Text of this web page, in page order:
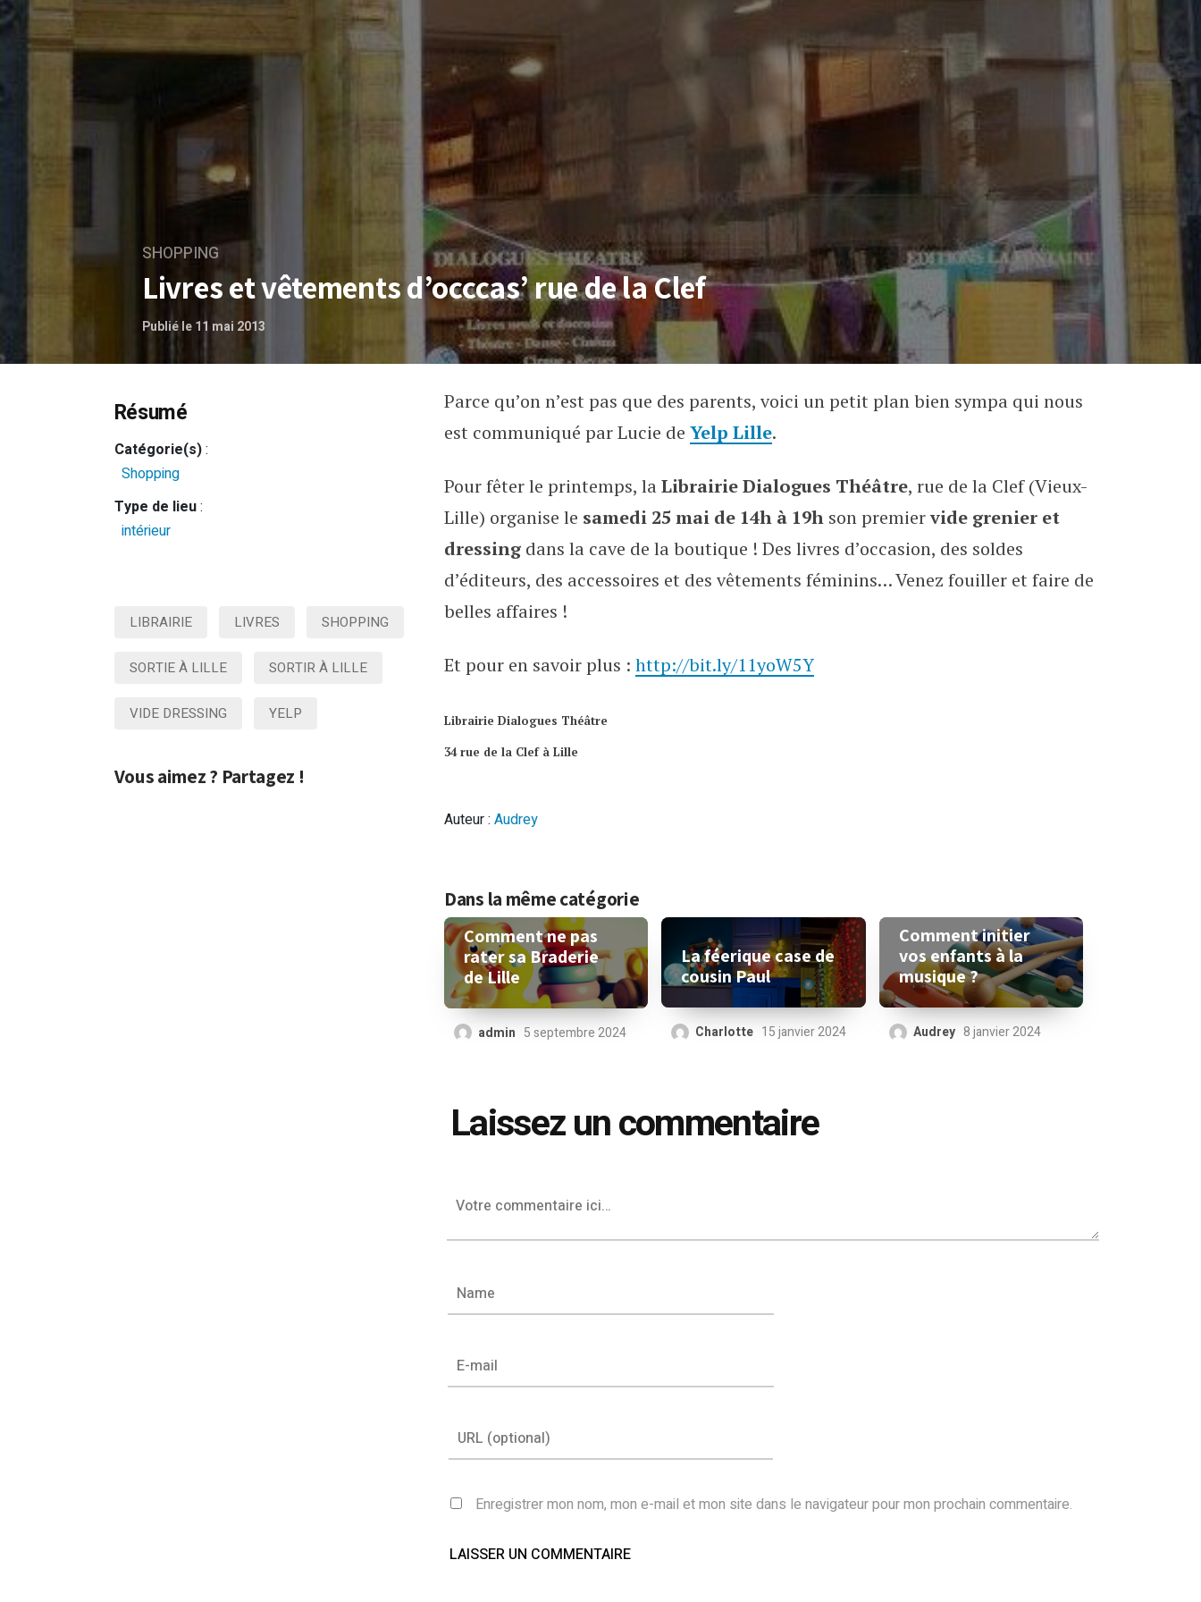
SHOPPING
Livres et vêtements d’occcas’ rue de la Clef
Publié le 11 mai 2013
Livres et vêtements d’occcas’ rue de la Clef
Parce qu’on n’est pas que des parents, voici un petit plan bien sympa qui nous
est communiqué par Lucie de Yelp Lille.
Pour fêter le printemps, la Librairie Dialogues Théâtre, rue de la Clef (Vieux-
Lille) organise le samedi 25 mai de 14h à 19h son premiervide grenier et
dressing dans la cave de la boutique ! Des livres d’occasion, des soldes
d’éditeurs, des accessoires et des vêtements féminins… Venez fouiller et faire de
belles affaires !
Et pour en savoir plus : http://bit.ly/11yoW5Y
Librairie Dialogues Théâtre
34 rue de la Clef à Lille
Auteur : Audrey
Résumé
Catégorie(s):
Shopping
Type de lieu:
intérieur
LIBRAIRIE LIVRES SHOPPING
SORTIE À LILLE SORTIR À LILLE
VIDE DRESSING YELP
Vous aimez ? Partagez !
Dans la même catégorie
Comment ne pas
rater sa Braderie
de Lille
admin 5 septembre 2024
La féerique case de
cousin Paul
Charlotte 15 janvier 2024
Comment initier
vos enfants à la
musique ?
Audrey 8 janvier 2024
Laissez un commentaire
Enregistrer mon nom, mon e-mail et mon site dans le navigateur pour mon prochain commentaire.